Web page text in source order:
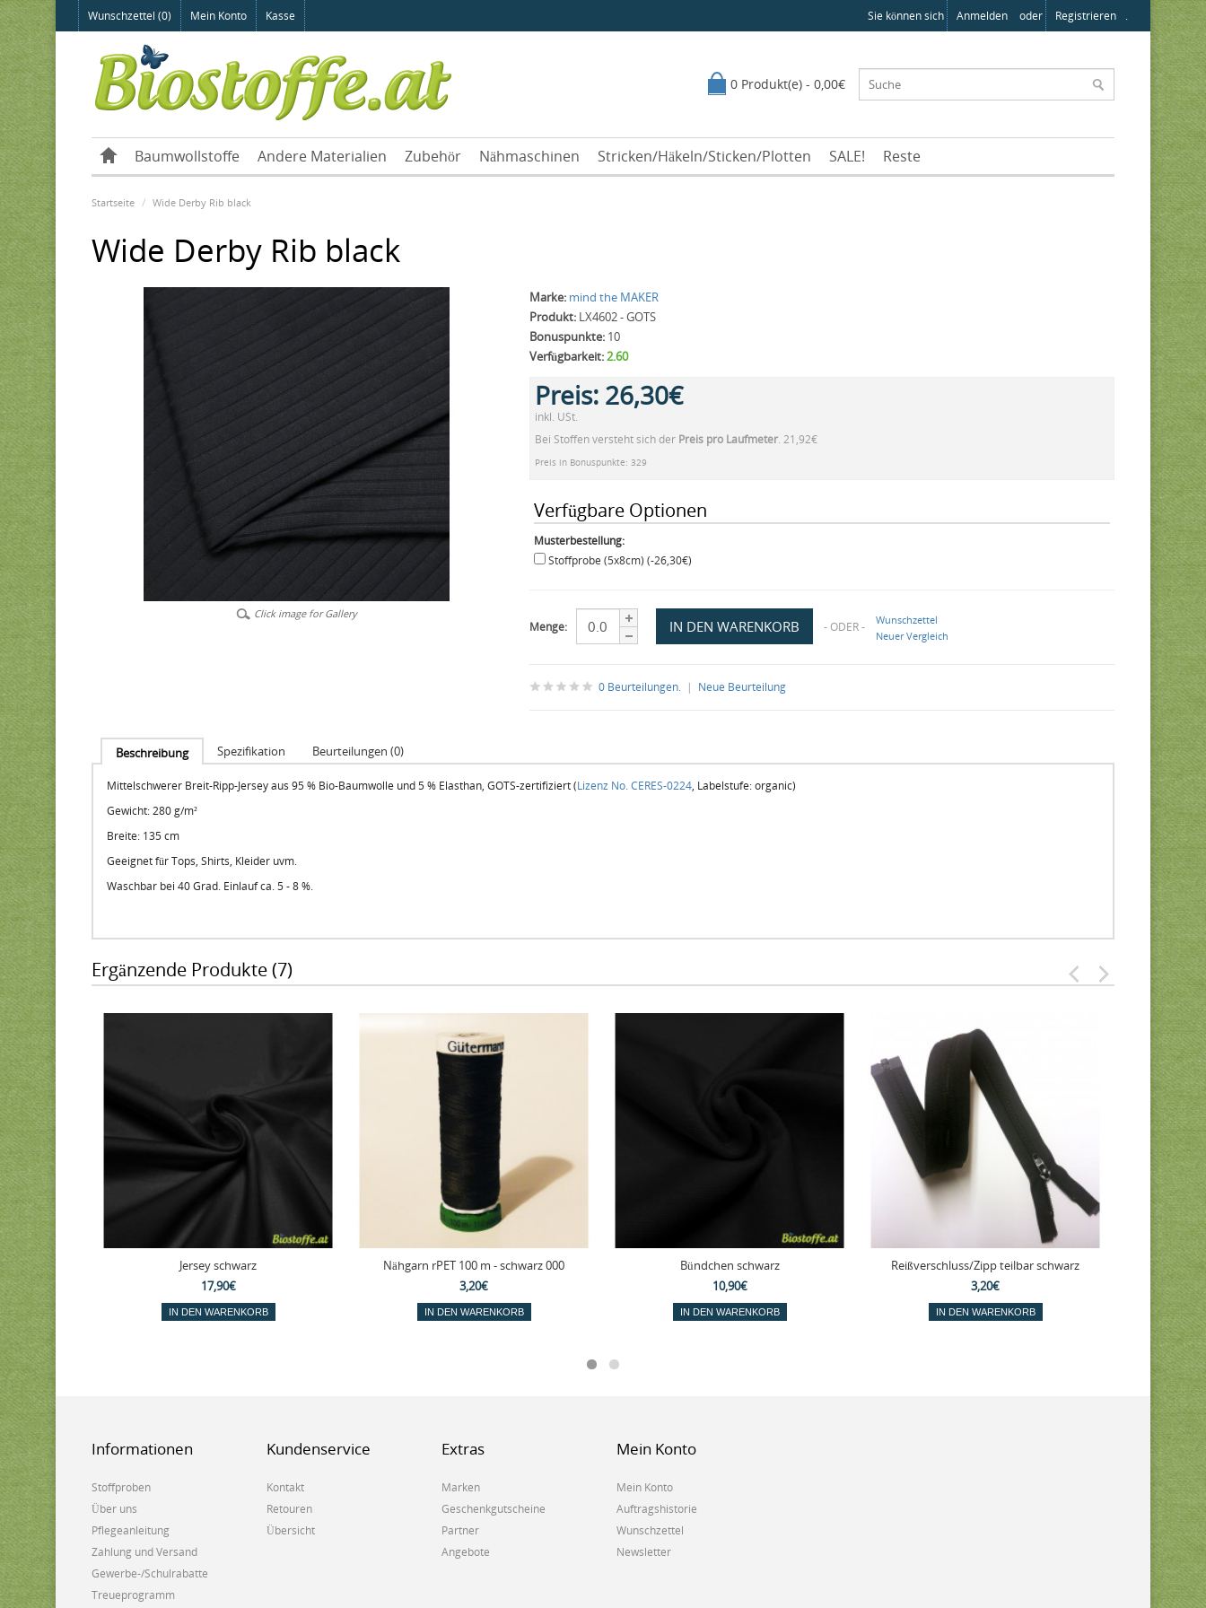
Wunschzettel (0) Mein Konto Kasse Sie können sich Anmelden oder Registrieren .
0 Produkt(e) - 0,00€
Baumwollstoffe Andere Materialien Zubehör Nähmaschinen Stricken/Häkeln/Sticken/Plotten SALE! Reste
Startseite Wide Derby Rib black
Wide Derby Rib black
Click image for Gallery
Marke: mind the MAKER
Produkt:LX4602 - GOTS
Bonuspunkte:10
Verfügbarkeit:2.60
Preis: 26,30€
inkl. USt.
Bei Stoffen versteht sich der Preis pro Laufmeter. 21,92€
Preis in Bonuspunkte: 329
Verfügbare Optionen
Musterbestellung:
Stoffprobe (5x8cm) (-26,30€)
Menge: - ODER -
Wunschzettel
Neuer Vergleich
0 Beurteilungen.| Neue Beurteilung
Beschreibung Spezifikation Beurteilungen (0)
Mittelschwerer Breit-Ripp-Jersey aus 95 % Bio-Baumwolle und 5 % Elasthan, GOTS-zertifiziert (Lizenz No. CERES-0224, Labelstufe: organic)
Gewicht: 280 g/m²
Breite: 135 cm
Geeignet für Tops, Shirts, Kleider uvm.
Waschbar bei 40 Grad. Einlauf ca. 5 - 8 %.
Ergänzende Produkte (7)
Jersey schwarz
17,90€
IN DEN WARENKORB
Nähgarn rPET 100 m - schwarz 000
3,20€
IN DEN WARENKORB
Bündchen schwarz
10,90€
IN DEN WARENKORB
Reißverschluss/Zipp teilbar schwarz
3,20€
IN DEN WARENKORB
Informationen
Stoffproben
Über uns
Pflegeanleitung
Zahlung und Versand
Gewerbe-/Schulrabatte
Treueprogramm
Kundenservice
Kontakt
Retouren
Übersicht
Extras
Marken
Geschenkgutscheine
Partner
Angebote
Mein Konto
Mein Konto
Auftragshistorie
Wunschzettel
Newsletter